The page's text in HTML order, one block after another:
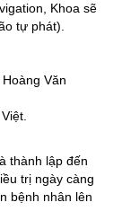
Khoa sẽ
tự phát).
Văn
thành lập đến
trị ngày càng
bệnh nhân lên